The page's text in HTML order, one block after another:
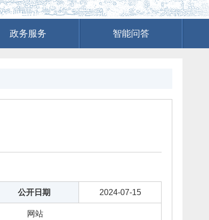
政务服务 智能问答
公开日期 2024-07-15
网站